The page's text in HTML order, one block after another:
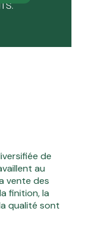
de
au
vente des
finition, la
qualité sont